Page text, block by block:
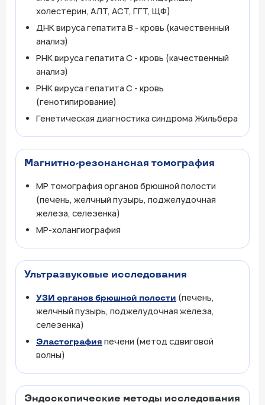
холестерин, АЛТ, АСТ, ГГТ, ЩФ)
ДНК вируса гепатита В - кровь (качественный
анализ)
РНК вируса гепатита С - кровь (качественный
анализ)
РНК вируса гепатита С - кровь
(генотипирование)
Генетическая диагностика синдрома Жильбера
Магнитно-резонансная томография
МР томография органов брюшной полости
(печень, желчный пузырь, поджелудочная
железа, селезенка)
МР-холангиография
Ультразвуковые исследования
УЗИ органов брюшной полости (печень,
желчный пузырь, поджелудочная железа,
селезенка)
Эластография печени (метод сдвиговой
волны)
Эндоскопические методы исследования